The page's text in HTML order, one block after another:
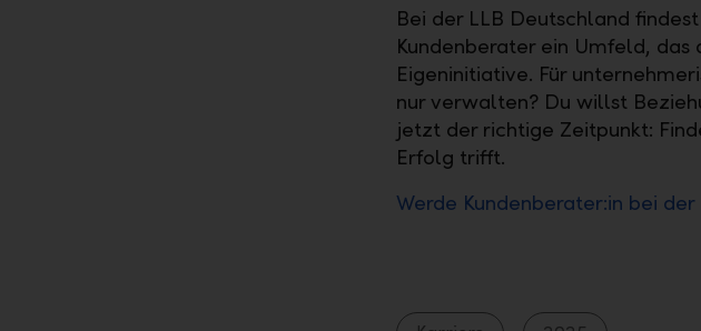
Bei der LLB Deutschland
Kundenberater ein Umfeld, das
Eigeninitiative. Für
nur verwalten? Du willst
jetzt der richtige Zeitpunkt:
Erfolg trifft.
Werde Kundenberater:in bei der